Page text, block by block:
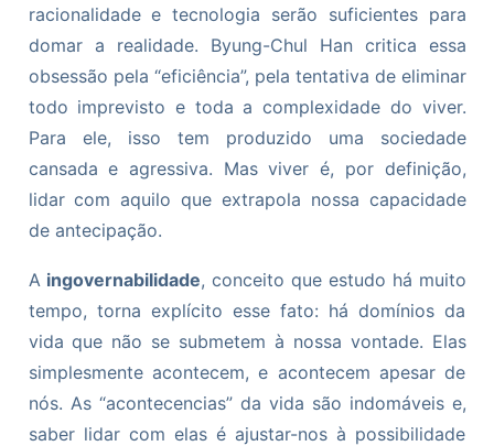
racionalidade e tecnologia serão suficientes para
domar a realidade. Byung-Chul Han critica essa
obsessão pela “eficiência”, pela tentativa de eliminar
todo imprevisto e toda a complexidade do viver.
Para ele, isso tem produzido uma sociedade
cansada e agressiva. Mas viver é, por definição,
lidar com aquilo que extrapola nossa capacidade
de antecipação.
A ingovernabilidade, conceito que estudo há muito
tempo, torna explícito esse fato: há domínios da
vida que não se submetem à nossa vontade. Elas
simplesmente acontecem, e acontecem apesar de
nós. As “acontecencias” da vida são indomáveis e,
saber lidar com elas é ajustar-nos à possibilidade